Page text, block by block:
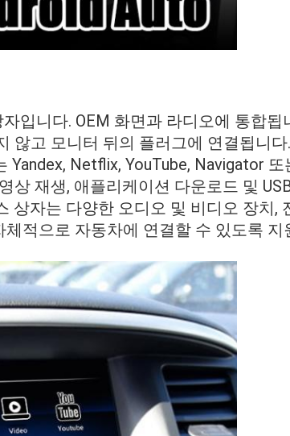
입니다. OEM 화면과 라디오에 통합됩
않고 모니터 뒤의 플러그에 연결됩니
Netflix, YouTube, Navigator 또
상 재생, 애플리케이션 다운로드 및
상자는 다양한 오디오 및 비디오 장치,
적으로 자동차에 연결할 수 있도록 지